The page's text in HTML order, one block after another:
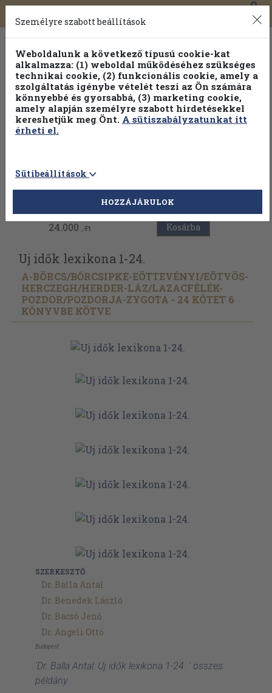
Toggle
navigation
0
Vissza az előző oldalra
24.000 ,-Ft Kosárba
Uj idők lexikona 1-24.
A-BÖRCS/BŐRCSIPKE-EÖTTEVÉNYI/EÖTVÖS-
HERCZEGH/HERDER-LÁZ/LAZACFÉLÉK-
POZDOR/POZDORJA-ZYGOTA - 24 KÖTET 6
KÖNYVBE KÖTVE
SZERKESZTŐ
Dr. Balla Antal
Dr. Benedek László
Dr. Bacsó Jenő
Dr. Angeli Ottó
Budapest
'Dr. Balla Antal: Uj idők lexikona 1-24. ' összes
példány
Személyre szabott beállítások
Weboldalunk a következő típusú cookie-kat
alkalmazza: (1) weboldal működéséhez szükséges
technikai cookie, (2) funkcionális cookie, amely a
szolgáltatás igénybe vételét teszi az Ön számára
könnyebbé és gyorsabbá, (3) marketing cookie,
amely alapján személyre szabott hirdetésekkel
kereshetjük meg Önt. A sütiszabályzatunkat itt
érheti el.
Sütibeállítások
HOZZÁJÁRULOK